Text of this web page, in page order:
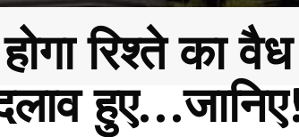
रिश्ते का